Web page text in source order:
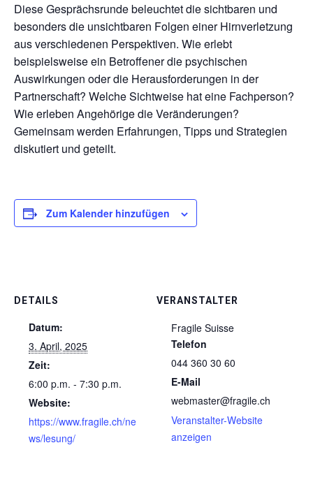
Diese Gesprächsrunde beleuchtet die sichtbaren und
besonders die unsichtbaren Folgen einer Hirnverletzung
aus verschiedenen Perspektiven. Wie erlebt
beispielsweise ein Betroffener die psychischen
Auswirkungen oder die Herausforderungen in der
Partnerschaft? Welche Sichtweise hat eine Fachperson?
Wie erleben Angehörige die Veränderungen?
Gemeinsam werden Erfahrungen, Tipps und Strategien
diskutiert und geteilt.
Zum Kalender hinzufügen
DETAILS
Datum:
3. April, 2025
Zeit:
6:00 p.m. - 7:30 p.m.
Website:
https://www.fragile.ch/ne
ws/lesung/
VERANSTALTER
Fragile Suisse
Telefon
044 360 30 60
E-Mail
webmaster@fragile.ch
Veranstalter-Website
anzeigen